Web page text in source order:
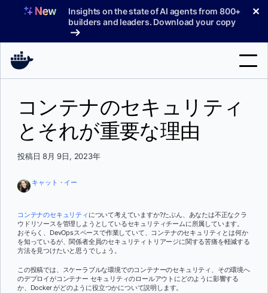
へ
Insights on the state of AI agents from 800+
builders and leaders. Download your copy
✕
ドキュメント
索
サインイン
コンテナのセキュリティ
とそれが重要な理由
投稿日 8月 9日, 2023年
キャット・イー
コンテナのセキュリティ について考えていますか?たぶん、あなたは不正なクラ
ウドリソースを管理しようとしているセキュリティチームに所属しています。
おそらく、DevOpsスペースで作業していて、コンテナのセキュリティとは何か
を知っているが、関係者全員のセキュリティトリアージに関する苦痛を軽減する
方法を見つけたいと思うでしょう。
この投稿では、スケーラブルな環境でのコンテナーのセキュリティ、その環境へ
のデプロイがコンテナー セキュリティのロールアウトにどのように影響する
か、Docker がどのように役立つかについて説明します。